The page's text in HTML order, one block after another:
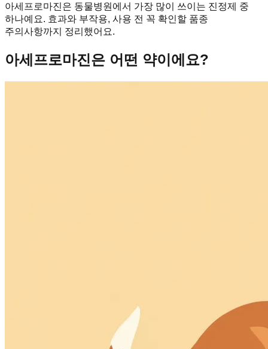
아세프로마진은 동물병원에서 가장 많이 쓰이는 진정제 중
하나예요. 효과와 부작용, 사용 전 꼭 확인할 품종
주의사항까지 정리했어요.
아세프로마진은 어떤 약이에요?